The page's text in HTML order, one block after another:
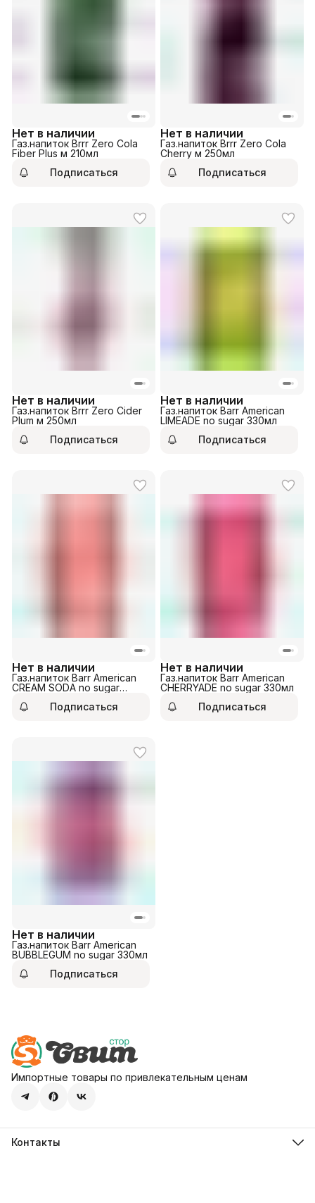
Нет в наличии
Газ.напиток Brrr Zero Cola
Fiber Plus м 210мл
Подписаться
Нет в наличии
Газ.напиток Brrr Zero Cola
Cherry м 250мл
Подписаться
Нет в наличии
Газ.напиток Brrr Zero Cider
Plum м 250мл
Подписаться
Нет в наличии
Газ.напиток Barr American
LIMEADE no sugar 330мл
Подписаться
Нет в наличии
Газ.напиток Barr American
CREAM SODA no sugar
Подписаться
Нет в наличии
Газ.напиток Barr American
CHERRYADE no sugar 330мл
Подписаться
Нет в наличии
Газ.напиток Barr American
BUBBLEGUM no sugar 330мл
Подписаться
Импортные товары по привлекательным ценам
Контакты